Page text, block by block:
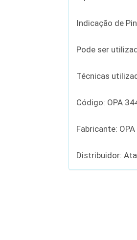
Indicação de
Pode ser
Técnicas
Código: OPA
Fabricante:
Distribuidor: